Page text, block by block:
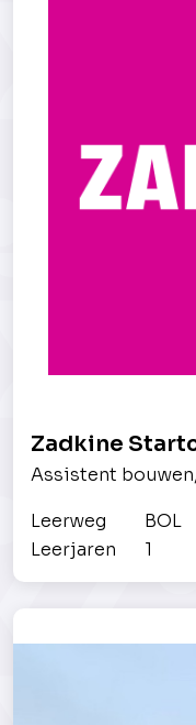
Zadkine
Assistent
Leerweg
BOL
Leerjaren
1